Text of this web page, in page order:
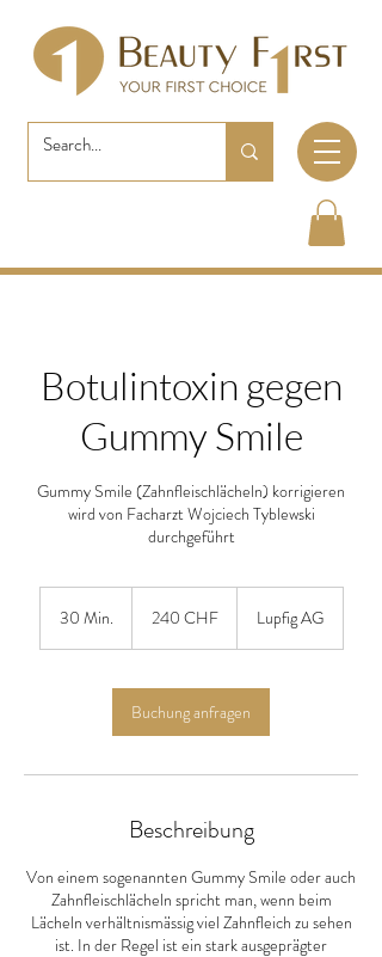
Botulintoxin gegen
Gummy Smile
Gummy Smile (Zahnfleischlächeln) korrigieren
wird von Facharzt Wojciech Tyblewski
durchgeführt
30 Min.
i
.
Franken
240 CHF Lupfig AG
Buchung anfragen
Beschreibung
Von einem sogenannten Gummy Smile oder auch
Zahnfleischlächeln spricht man, wenn beim
Lächeln verhältnismässig viel Zahnfleich zu sehen
ist. In der Regel ist ein stark ausgeprägter